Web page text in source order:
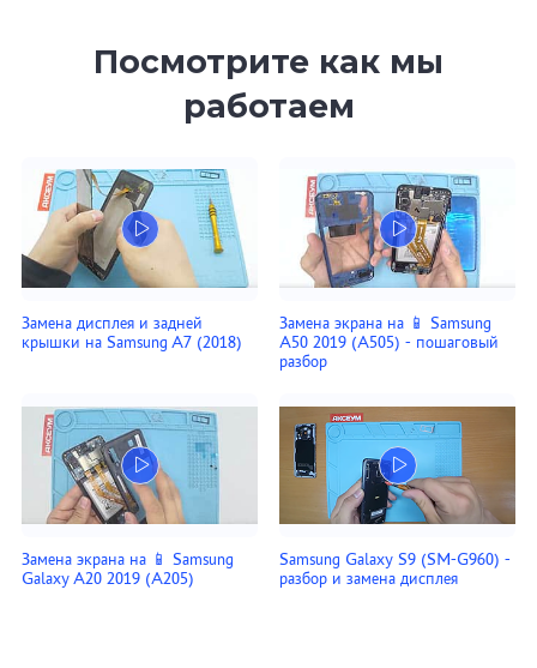
Посмотрите как мы
работаем
Замена дисплея и задней
крышки на Samsung A7 (2018)
Замена экрана на 📱 Samsung
A50 2019 (A505) - пошаговый
разбор
Замена экрана на 📱 Samsung
Galaxy A20 2019 (A205)
Samsung Galaxy S9 (SM-G960) -
разбор и замена дисплея